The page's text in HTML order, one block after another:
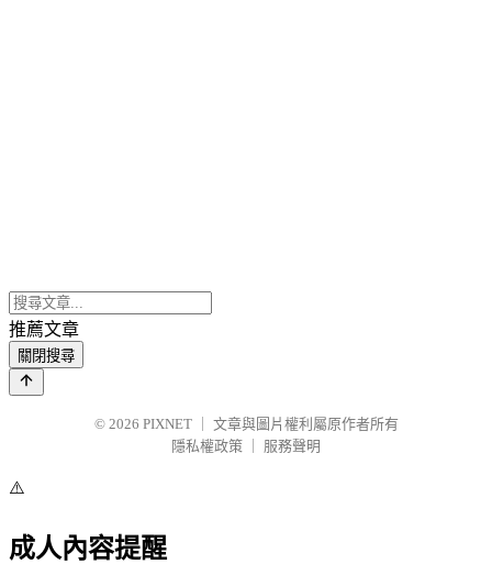
推薦文章
關閉搜尋
© 2026 PIXNET
文章與圖片權利屬原作者所有
隱私權政策
服務聲明
⚠️
成人內容提醒